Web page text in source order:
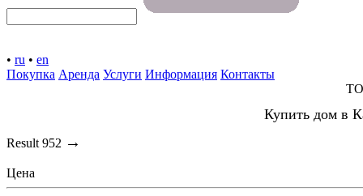
• ru • en
Покупка Аренда Услуги Информация Контакты
Купить дом в
Result 952 →
Цена